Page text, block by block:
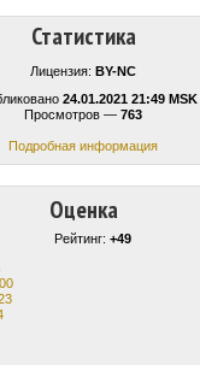
Статистика
Лицензия: BY-NC
24.01.2021 21:49 MSK
Просмотров — 763
Подробная информация
Оценка
Рейтинг: +49